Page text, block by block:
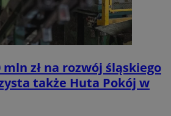
mln zł na rozwój śląskiego
także Huta Pokój w